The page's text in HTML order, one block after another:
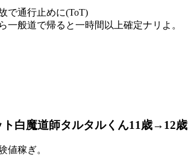
で通行止めに(ToT)
般道で帰ると一時間以上確定ナリよ。
白魔道師タルタルくん11歳→12歳
値稼ぎ。